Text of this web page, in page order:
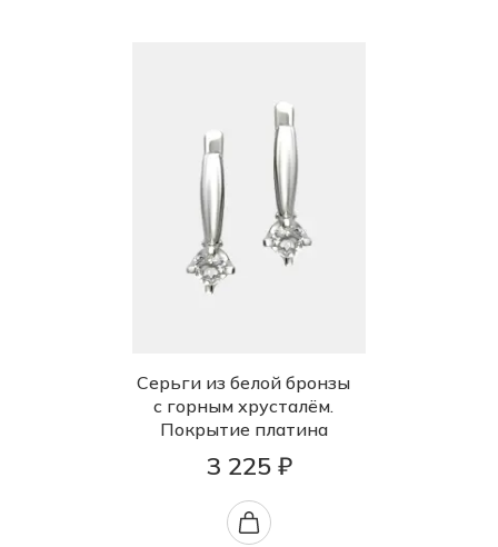
Серьги из белой бронзы
с горным хрусталём.
Покрытие платина
3 225 ₽